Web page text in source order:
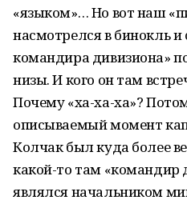
«языком»… Но вот наш
насмотрелся в бинокль и
командира дивизиона»
низы. И кого он там
Почему «ха-ха-ха»?
описываемый момент
Колчак был куда более
какой-то там «командир
являлся начальником